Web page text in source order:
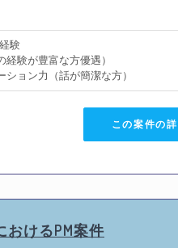
験
験が豊富な方優遇）
ション力（話が簡潔な方）
この案件の
おけるPM案件